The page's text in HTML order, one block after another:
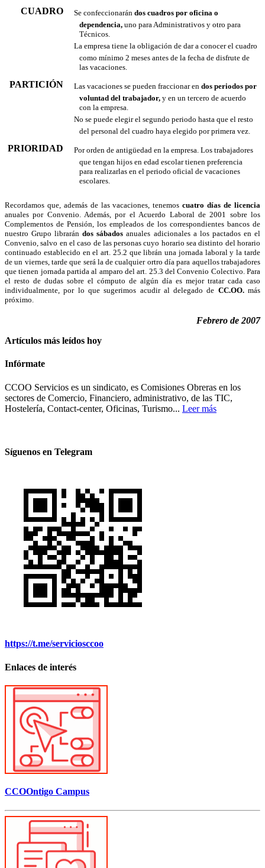
CUADRO  Se confeccionarán dos cuadros por oficina o
dependencia, uno para Administrativos y otro para
Técnicos.
 La empresa tiene la obligación de dar a conocer el cuadro
como mínimo 2 meses antes de la fecha de disfrute de
las vacaciones.
PARTICIÓN  Las vacaciones se pueden fraccionar en dos periodos por
voluntad del trabajador, y en un tercero de acuerdo
con la empresa.
 No se puede elegir el segundo periodo hasta que el resto
del personal del cuadro haya elegido por primera vez.
PRIORIDAD
 Por orden de antigüedad en la empresa. Los trabajadores
que tengan hijos en edad escolar tienen preferencia
para realizarlas en el periodo oficial de vacaciones
escolares.
Recordamos que, además de las vacaciones, tenemoscuatro días de licencia
anuales por Convenio. Además, por el Acuerdo Laboral de 2001 sobre los
Complementos de Pensión, los empleados de los correspondientes bancos de
nuestro Grupo librarándos sábados anuales adicionales a los pactados en el
Convenio, salvo en el caso de las personas cuyo horario sea distinto del horario
continuado establecido en el art. 25.2 que librán una jornada laboral y la tarde
de un viernes, tarde que será la de cualquier ortro día para aquellos trabajadores
que tienen jornada partida al amparo del art. 25.3 del Convenio Colectivo. Para
el resto de dudas sobre el cómputo de algún día es mejor tratar cada caso
individualmente, por lo que sugerimos acudir al delegado de CC.OO.más
próximo.
Febrero de 2007
Artículos más leídos hoy
Infórmate
CCOO Servicios es un sindicato, es Comisiones Obreras en los
sectores de Comercio, Financiero, administrativo, de las TIC,
Hostelería, Contact-center, Oficinas, Turismo... Leer más
Síguenos en Telegram
https://t.me/serviciosccoo
Enlaces de interés
CCOOntigo Campus